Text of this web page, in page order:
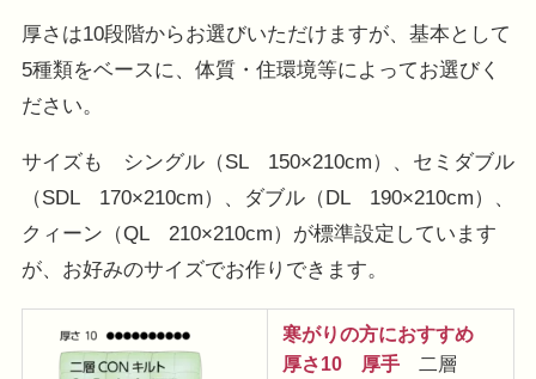
厚さは10段階からお選びいただけますが、基本として
5種類をベースに、体質・住環境等によってお選びく
ださい。
サイズも シングル（SL 150×210cm）、セミダブル
（SDL 170×210cm）、ダブル（DL 190×210cm）、
クィーン（QL 210×210cm）が標準設定しています
が、お好みのサイズでお作りできます。
寒がりの方におすすめ
厚さ10 厚手 二層